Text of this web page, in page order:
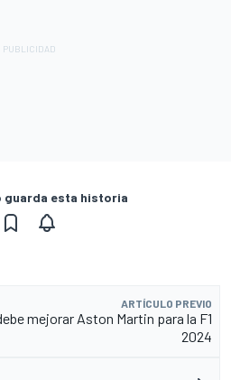
guarda esta historia
ARTÍCULO PREVIO
mejorar Aston Martin para la F1
2024